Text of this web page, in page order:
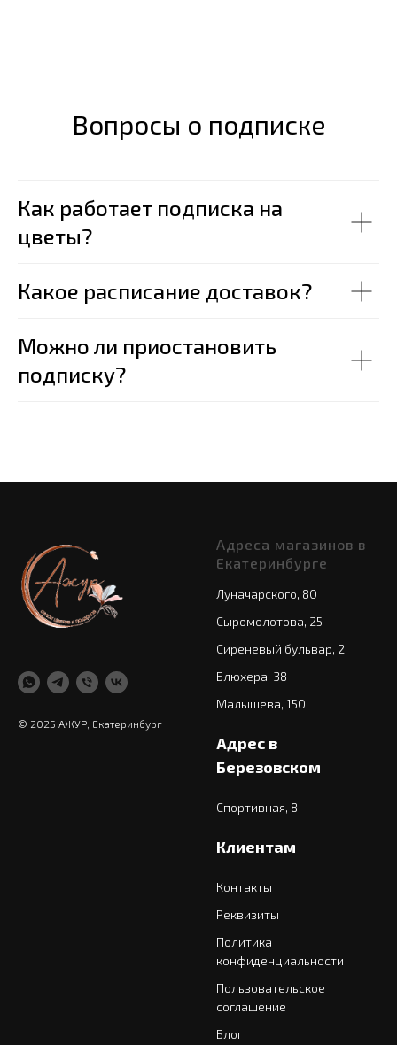
Вопросы о подписке
Как работает подписка на
цветы?
Какое расписание доставок?
Можно ли приостановить
подписку?
© 2025 АЖУР, Екатеринбург
Адреса магазинов в
Екатеринбурге
Луначарского, 80
Сыромолотова, 25
Сиреневый бульвар, 2
Блюхера, 38
Малышева, 150
Адрес в
Березовском
Спортивная, 8
Клиентам
Контакты
Реквизиты
Политика
конфиденциальности
Пользовательское
соглашение
Блог